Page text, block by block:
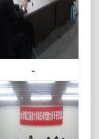
-